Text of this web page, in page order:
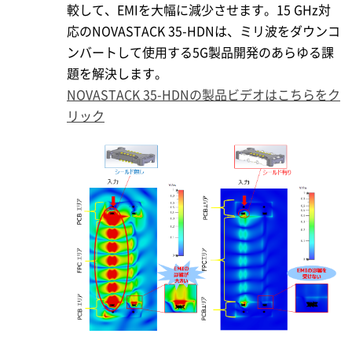
較して、EMIを大幅に減少させます。15 GHz対
応のNOVASTACK 35-HDNは、ミリ波をダウンコ
ンバートして使用する5G製品開発のあらゆる課
題を解決します。
NOVASTACK 35-HDNの製品ビデオはこちらをク
リック